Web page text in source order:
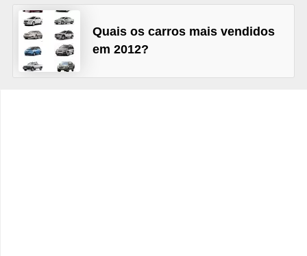
Quais os carros mais vendidos
em 2012?
s
C
a